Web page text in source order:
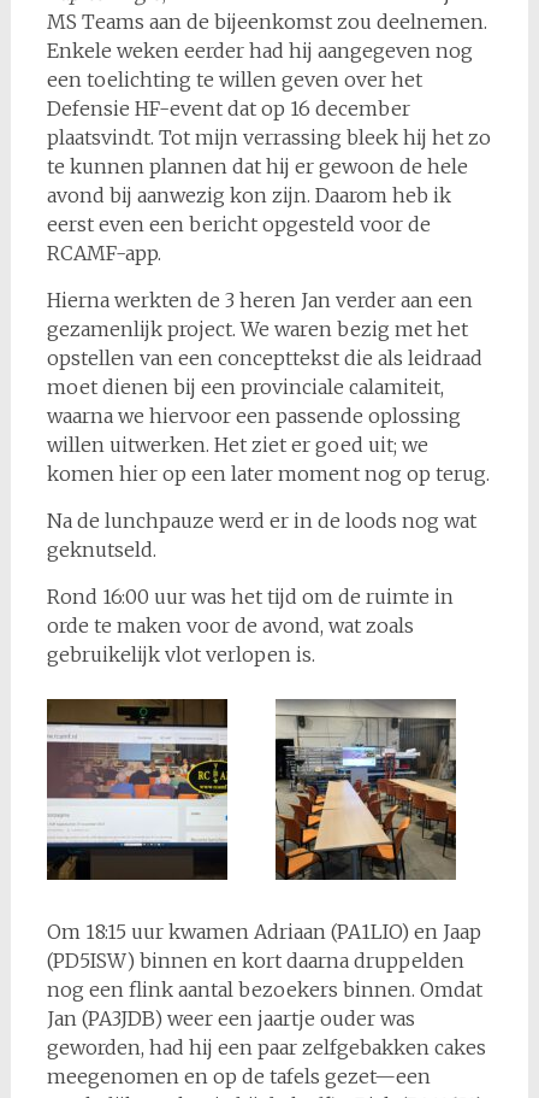
MS Teams aan de bijeenkomst zou deelnemen.
Enkele weken eerder had hij aangegeven nog
een toelichting te willen geven over het
Defensie HF-event dat op 16 december
plaatsvindt. Tot mijn verrassing bleek hij het zo
te kunnen plannen dat hij er gewoon de hele
avond bij aanwezig kon zijn. Daarom heb ik
eerst even een bericht opgesteld voor de
RCAMF-app.
Hierna werkten de 3 heren Jan verder aan een
gezamenlijk project. We waren bezig met het
opstellen van een concepttekst die als leidraad
moet dienen bij een provinciale calamiteit,
waarna we hiervoor een passende oplossing
willen uitwerken. Het ziet er goed uit; we
komen hier op een later moment nog op terug.
Na de lunchpauze werd er in de loods nog wat
geknutseld.
Rond 16:00 uur was het tijd om de ruimte in
orde te maken voor de avond, wat zoals
gebruikelijk vlot verlopen is.
Om 18:15 uur kwamen Adriaan (PA1LIO) en Jaap
(PD5ISW) binnen en kort daarna druppelden
nog een flink aantal bezoekers binnen. Omdat
Jan (PA3JDB) weer een jaartje ouder was
geworden, had hij een paar zelfgebakken cakes
meegenomen en op de tafels gezet—een